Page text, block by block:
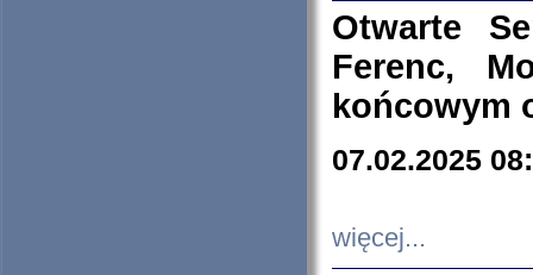
Otwarte
Ferenc,
końcowym
07.02.2025
więcej...